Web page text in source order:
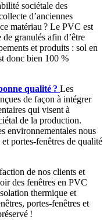
sociétale des
d’anciennes
matériau ? Le PVC est
granulés afin d’être
et produits : sol en
donc bien 100 %
qualité ? Les
de façon à intégrer
qui visent à
de la production.
environnementales nous
portes-fenêtres de qualité
de nos clients et
des fenêtres en PVC
thermique et
portes-fenêtres et
!